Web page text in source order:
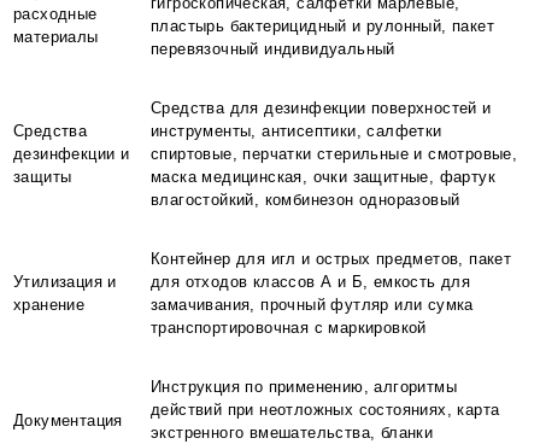
расходные
материалы
пластырь бактерицидный и рулонный, пакет
перевязочный индивидуальный
Средства
дезинфекции и
защиты
Средства для дезинфекции поверхностей и
инструменты, антисептики, салфетки
спиртовые, перчатки стерильные и смотровые,
маска медицинская, очки защитные, фартук
влагостойкий, комбинезон одноразовый
Утилизация и
хранение
Контейнер для игл и острых предметов, пакет
для отходов классов А и Б, емкость для
замачивания, прочный футляр или сумка
транспортировочная с маркировкой
Документация
Инструкция по применению, алгоритмы
действий при неотложных состояниях, карта
экстренного вмешательства, бланки